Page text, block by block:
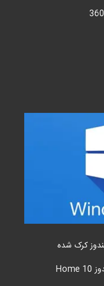
کرک شده